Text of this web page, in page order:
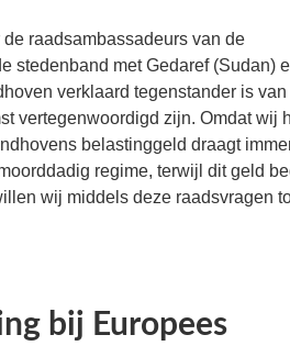
raadsambassadeurs van de
stedenband met Gedaref (Sudan)
verklaard tegenstander is van
vertegenwoordigd zijn. Omdat wij
belastinggeld draagt
regime, terwijl dit geld
wij middels deze raadsvragen
bij Europees